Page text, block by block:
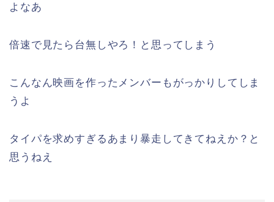
よなあ
倍速で見たら台無しやろ！と思ってしまう
こんなん映画を作ったメンバーもがっかりしてしま
うよ
タイパを求めすぎるあまり暴走してきてねえか？と
思うねえ